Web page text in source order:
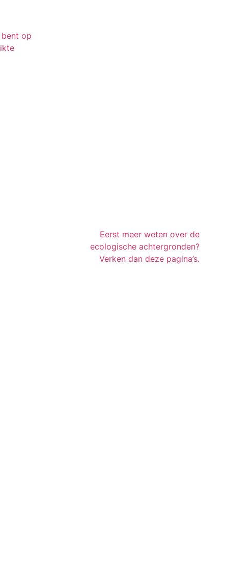
op
Eerst meer weten over de
ecologische achtergronden?
Verken dan deze pagina’s.